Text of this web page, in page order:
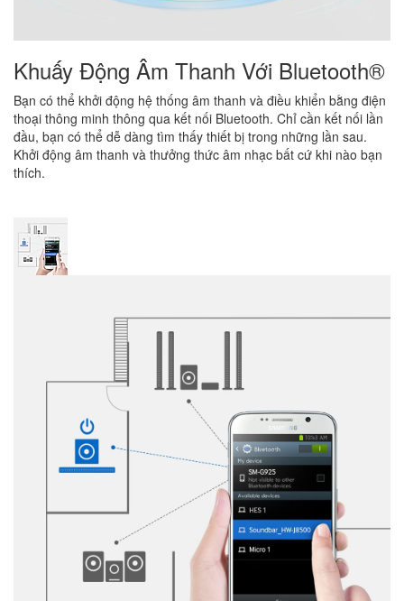
Khuấy Động Âm Thanh Với Bluetooth®
Bạn có thể khởi động hệ thống âm thanh và điều khiển bằng điện
thoại thông minh thông qua kết nối Bluetooth. Chỉ cần kết nối lần
đầu, bạn có thể dễ dàng tìm thấy thiết bị trong những lần sau.
Khởi động âm thanh và thưởng thức âm nhạc bất cứ khi nào bạn
thích.